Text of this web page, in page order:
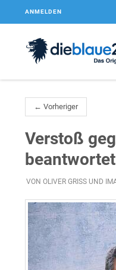
ANMELDEN
← Vorheriger
Verstoß
VON OLIVER GRISS UND